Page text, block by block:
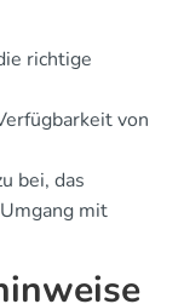
richtige
von
bei, das
mit